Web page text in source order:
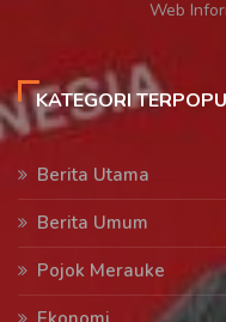
Web
KATEGORI
Berita Utama
Berita Umum
Pojok Merauke